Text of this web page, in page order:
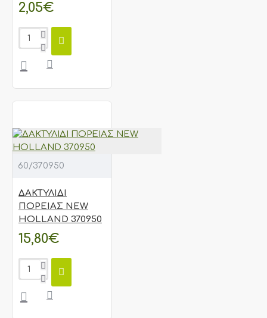
2,05€
60/370950
ΔΑΚΤΥΛΙΔΙ
ΠΟΡΕΙΑΣ NEW
HOLLAND 370950
15,80€